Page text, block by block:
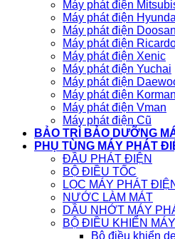
Máy phát điện
Máy phát điện
Máy phát điện Doosan
Máy phát điện
Máy phát điện Xenic
Máy phát điện Yuchai
Máy phát điện
Máy phát điện Korman
Máy phát điện Vman
Máy phát điện Cũ
BẢO TRÌ BẢO DƯỠNG
PHỤ TÙNG MÁY PHÁT
ĐẦU PHÁT ĐIỆN
BỘ ĐIỀU TỐC
LỌC MÁY PHÁT
NƯỚC LÀM MÁT
DẦU NHỚT MÁY
BỘ ĐIỀU KHIỂN
Bộ điều khiển